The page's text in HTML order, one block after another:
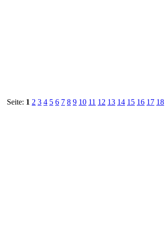
Seite: 1 2 3 4 5 6 7 8 9 10 11 12 13 14 15 16 17 18